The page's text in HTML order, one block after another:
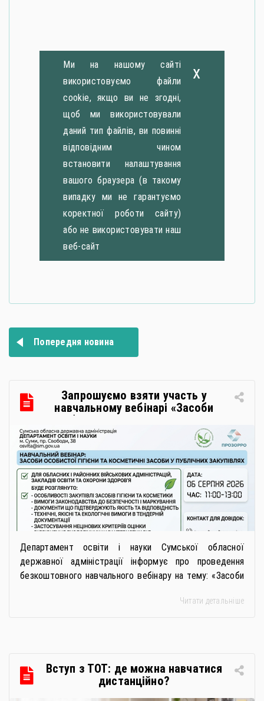
Навігація
записів
Попередня новина
Запрошуємо взяти участь у
навчальному вебінарі «Засоби
особистої гігієни та косметичні
засоби у публічних закупівлях: як
сформувати вимоги та обрати
безпечну і якісну продукцію»
Департамент освіти і науки Сумської обласної
державної адміністрації інформує про проведення
безкоштовного навчального вебінару на тему: «Засоби
закупівлях: як сформувати вимоги та обрати безпечну і
Читати детальніше
Вступ з ТОТ: де можна навчатися
дистанційно?
Ми на нашому сайті
використовуємо файли
cookie, якщо ви не згодні,
щоб ми використовували
даний тип файлів, ви повинні
відповідним чином
встановити налаштування
вашого браузера (в такому
випадку ми не гарантуємо
коректної роботи сайту)
або не використовувати наш
веб-сайт
x